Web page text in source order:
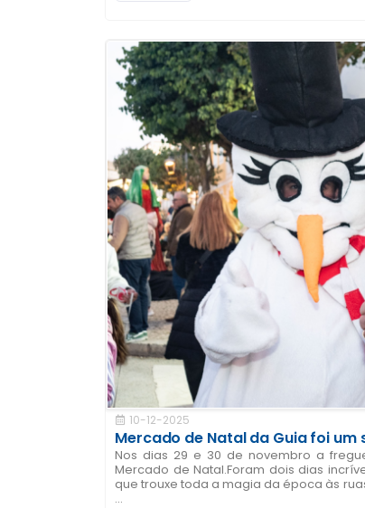
10-12-2025
Mercado de Natal da Guia foi um
Nos dias 29 e 30 de novembro a
Mercado de Natal.Foram dois dias
que trouxe toda a magia da época às
...